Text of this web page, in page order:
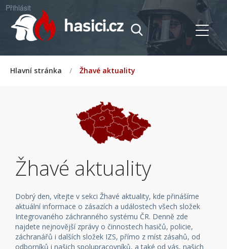
Přihlásit
Hlavní stránka / Žhavé aktuality
Žhavé aktuality
Dobrý den, vítejte v sekci Žhavé aktuality, kde přinášíme
aktuální informace o zásazích a událostech všech složek
Integrovaného záchranného systému ČR. Denně zde
najdete nejnovější zprávy o činnostech hasičů, policie,
záchranářů i dalších složek IZS, přímo z míst zásahů, od
odborníků i našich spolupracovníků, a také od vás, našich